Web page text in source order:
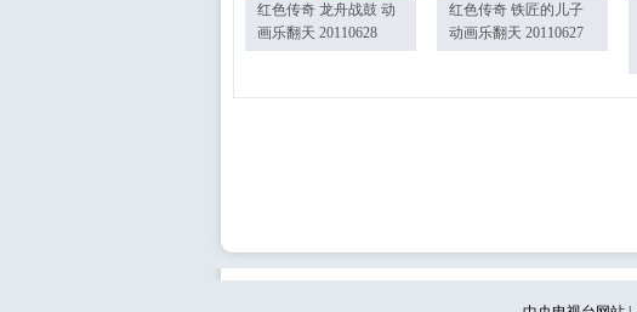
红色传奇 龙舟战鼓 动
画乐翻天 20110628
红色传奇 铁匠的儿子
动画乐翻天 20110627